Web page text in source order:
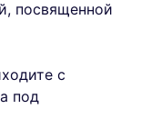
посвященной
с
под